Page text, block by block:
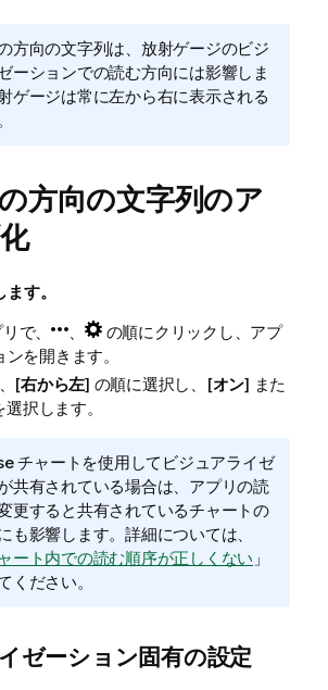
方向の文字列は、放射ゲージのビジ
ーションでの読む方向には影響しま
ゲージは常に左から右に表示される
方向の文字列のア
す。
で、
、
の順にクリックし、アプ
を開きます。
[右から左] の順に選択し、[オン] また
選択します。
チャートを使用してビジュアライゼ
共有されている場合は、アプリの読
更すると共有されているチャートの
も影響します。 詳細については、
ート内での読む順序が正しくない 」
ください。
ゼーション固有の設定